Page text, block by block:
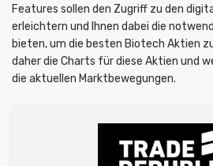
Features sollen den Zugriff zu den
erleichtern und Ihnen dabei die
bieten, um die besten Biotech Aktien
daher die Charts für diese Aktien und
die aktuellen Marktbewegungen.